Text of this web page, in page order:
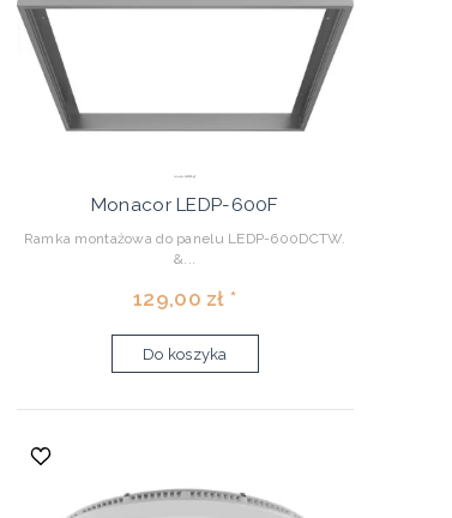
Monacor LEDP-600F
Ramka montażowa do panelu LEDP-600DCTW.
&...
129,00 zł *
Do koszyka